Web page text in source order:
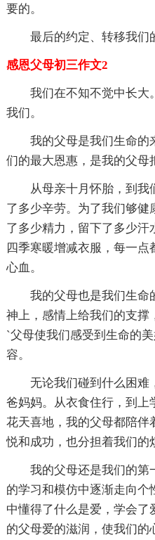
要的。
最后的约定、转移我们
感恩父母初三作文2
我们在不知不觉中长大
我们。
我的父母是我们生命的
们的最大恩惠，是我的父母
从母亲十月怀胎，到我
了多少辛劳。为了我们够
了多少精力，留下了多少
四季寒暖增减衣服，每一
心血。
我的父母也是我们生命
神上，感情上给我们的支撑
`父母使我们感受到生命的
容。
无论我们碰到什么困难
爸妈妈。从衣食住行，到上
花天喜地，我的父母都陪伴
悦和成功，也分担着我们的
我的父母还是我们的第
的学习和模仿中逐渐走向个
中懂得了什么是爱，学会
的父母爱的滋润，使我们的